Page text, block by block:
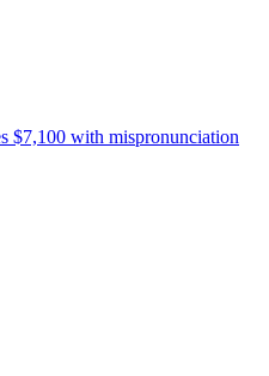
$7,100 with mispronunciation